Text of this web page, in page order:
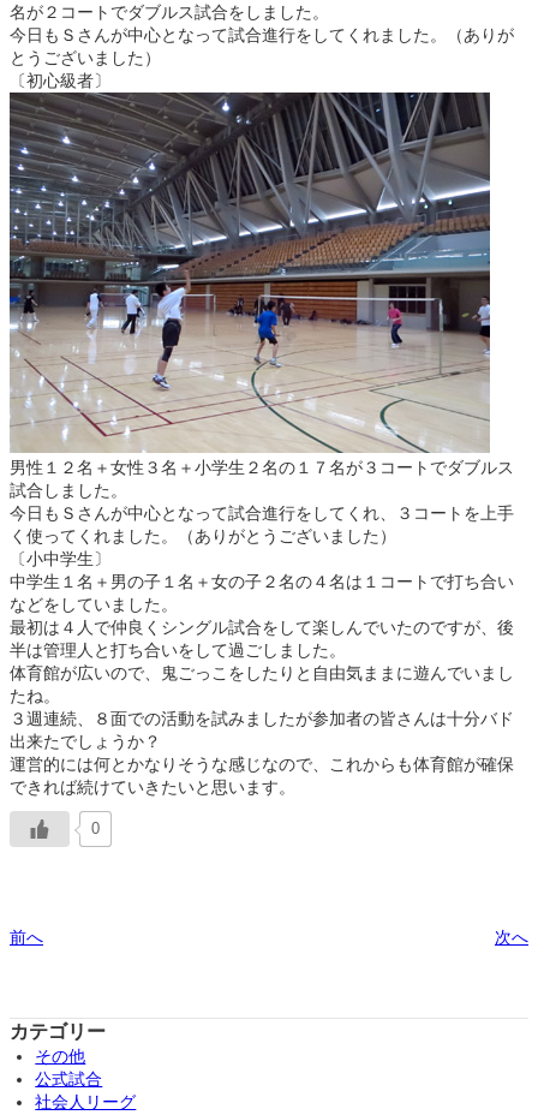
名が２コートでダブルス試合をしました。
今日もＳさんが中心となって試合進行をしてくれました。（ありが
とうございました）
〔初心級者〕
男性１２名＋女性３名＋小学生２名の１７名が３コートでダブルス
試合しました。
今日もＳさんが中心となって試合進行をしてくれ、３コートを上手
く使ってくれました。（ありがとうございました）
〔小中学生〕
中学生１名＋男の子１名＋女の子２名の４名は１コートで打ち合い
などをしていました。
最初は４人で仲良くシングル試合をして楽しんでいたのですが、後
半は管理人と打ち合いをして過ごしました。
体育館が広いので、鬼ごっこをしたりと自由気ままに遊んでいまし
たね。
３週連続、８面での活動を試みましたが参加者の皆さんは十分バド
出来たでしょうか？
運営的には何とかなりそうな感じなので、これからも体育館が確保
できれば続けていきたいと思います。
0
前へ 次へ
カテゴリー
その他
公式試合
社会人リーグ